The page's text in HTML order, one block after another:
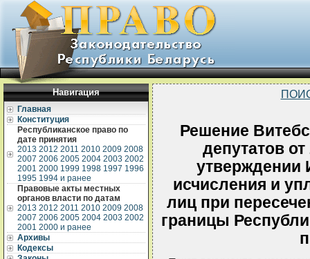
Навигация
Главная
Конституция
Республиканское право по
дате принятия
2013 2012 2011 2010 2009 2008
2007 2006 2005 2004 2003 2002
2001 2000 1999 1998 1997 1996
1995 1994 и ранее
Правовые акты местных
органов власти по датам
2013 2012 2011 2010 2009 2008
2007 2006 2005 2004 2003 2002
2001 2000 и ранее
Архивы
Кодексы
Решение
депутатов
утверждении
исчисления и
лиц при
границы